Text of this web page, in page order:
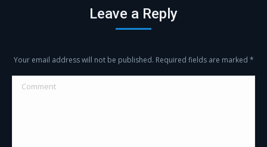
Leave a Reply
Your email address will not be published. Required fields are marked *
Comment